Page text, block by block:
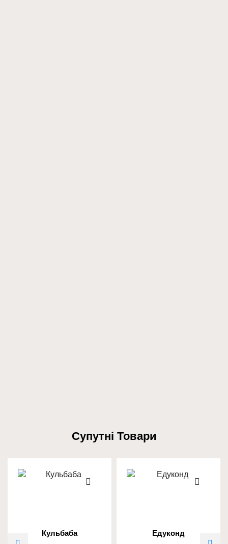
Супутні Товари
Кульбаба Едуконд